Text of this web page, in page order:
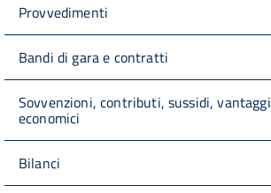
Provvedimenti
Bandi di gara e contratti
Sovvenzioni, contributi, sussidi, vantaggi
economici
Bilanci